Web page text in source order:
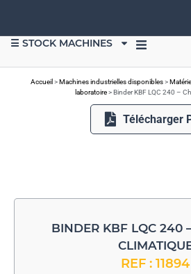
☰ STOCK MACHINES
Accueil >Machines industrielles disponibles>
laboratoire>Binder KBF LQC 240 –
Télécharger
BINDER KBF LQC 240
REF : 11894